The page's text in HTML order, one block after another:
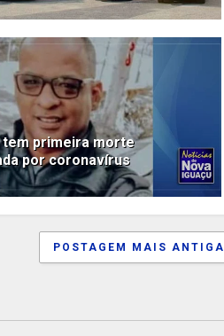
tem primeira morte
por coronavírus
POSTAGEM MAIS ANTIGA